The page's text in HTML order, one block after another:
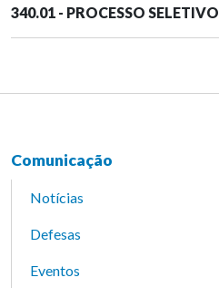
340.01 - PROCESSO SELETIVO
Comunicação
Notícias
Defesas
Eventos